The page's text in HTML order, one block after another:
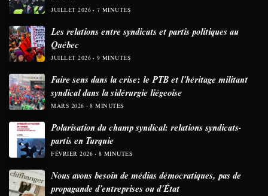
JUILLET 2026 7 MINUTES
Les relations entre syndicats et partis politiques au
Québec
JUILLET 2026 9 MINUTES
Faire sens dans la crise: le PTB et l’héritage militant
syndical dans la sidérurgie liégeoise
MARS 2026 8 MINUTES
Polarisation du champ syndical: relations syndicats-
partis en Turquie
FÉVRIER 2026 8 MINUTES
Nous avons besoin de médias démocratiques, pas de
propagande d’entreprises ou d’État